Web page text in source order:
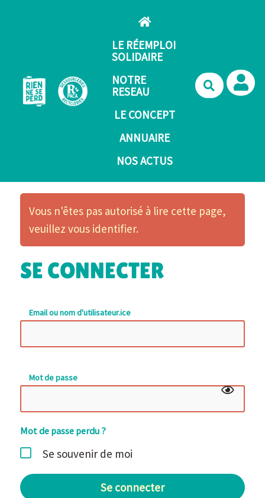
LE RÉEMPLOI
SOLIDAIRE
NOTRE
RESEAU
LE CONCEPT
ANNUAIRE
NOS ACTUS
Vous n'êtes pas autorisé à lire cette page,
veuillez vous identifier.
SE CONNECTER
Email ou nom d'utilisateur.ice
Mot de passe
Mot de passe perdu ?
Se souvenir de moi
Se connecter